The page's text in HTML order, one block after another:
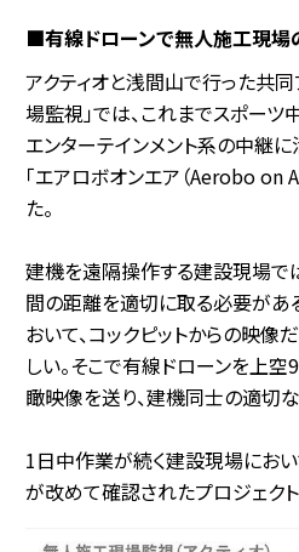
■有線ドローンで無人施工現場
アクティオと浅間山で行った共
場監視」では、これまでスポー
エンターテインメント系の中継
「エアロボオンエア（Aerobo on
た。
建機を遠隔操作する建設現場で
間の距離を適切に取る必要があ
おいて、コックピットからの映
しい。そこで有線ドローンを上
瞰映像を送り、建機同士の適切
1日中作業が続く建設現場にお
が改めて確認されたプロジェクト